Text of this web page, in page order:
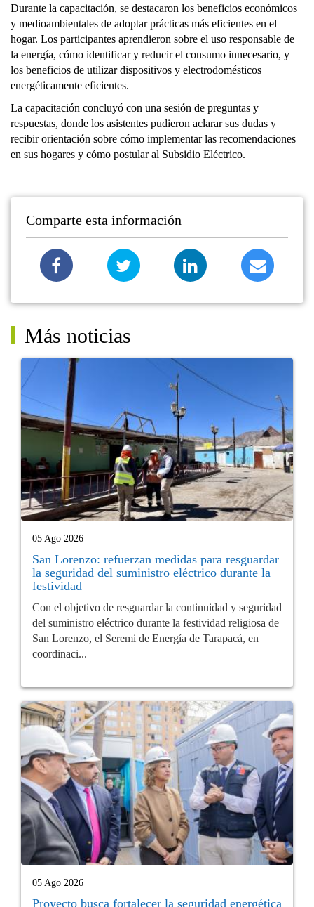
Durante la capacitación, se destacaron los beneficios económicos
y medioambientales de adoptar prácticas más eficientes en el
hogar. Los participantes aprendieron sobre el uso responsable de
la energía, cómo identificar y reducir el consumo innecesario, y
los beneficios de utilizar dispositivos y electrodomésticos
energéticamente eficientes.
La capacitación concluyó con una sesión de preguntas y
respuestas, donde los asistentes pudieron aclarar sus dudas y
recibir orientación sobre cómo implementar las recomendaciones
en sus hogares y cómo postular al Subsidio Eléctrico.
Comparte esta información
Más noticias
05 Ago 2026
San Lorenzo: refuerzan medidas para resguardar
la seguridad del suministro eléctrico durante la
festividad
Con el objetivo de resguardar la continuidad y seguridad
del suministro eléctrico durante la festividad religiosa de
San Lorenzo, el Seremi de Energía de Tarapacá, en
coordinaci...
05 Ago 2026
Proyecto busca fortalecer la seguridad energética